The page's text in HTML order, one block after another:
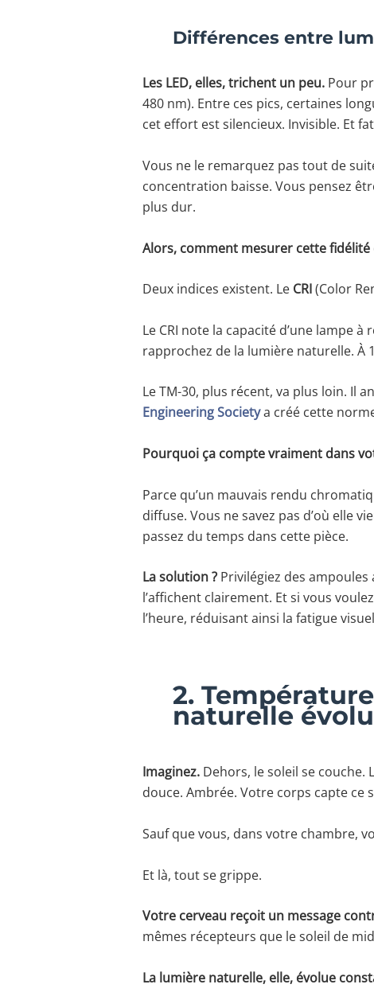
Différences entre
Les LED, elles, trichent un peu.Pour
480 nm). Entre ces pics, certaines
cet effort est silencieux. Invisible. Et
Vous ne le remarquez pas tout de
concentration baisse. Vous pensez
plus dur.
Alors, comment mesurer cette fidélité
Deux indices existent. Le CRI(Color
Le CRI note la capacité d’une lampe
rapprochez de la lumière naturelle. À
Le TM-30, plus récent, va plus loin. Il
Engineering Societya créé cette
Pourquoi ça compte vraiment dans
Parce qu’un mauvais rendu
diffuse. Vous ne savez pas d’où elle
passez du temps dans cette pièce.
La solution ?Privilégiez des ampoules
l’affichent clairement. Et si vous
l’heure, réduisant ainsi la fatigue
2.
naturelle
Imaginez.Dehors, le soleil se couche.
douce. Ambrée. Votre corps capte ce
Sauf que vous, dans votre chambre,
Et là, tout se grippe.
Votre cerveau reçoit un message
mêmes récepteurs que le soleil de
La lumière naturelle, elle, évolue